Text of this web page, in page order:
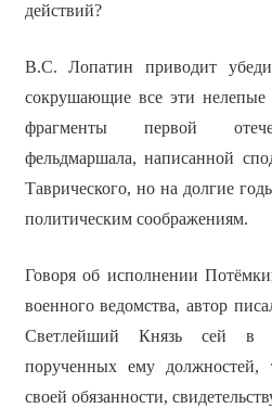
действий?
В.С. Лопатин приводит
сокрушающие все эти
фрагменты первой
фельдмаршала, написанной
Таврического, но на долгие
политическим соображениям.
Говоря об исполнении
военного ведомства, автор
Светлейший Князь сей в
порученных ему должностей,
своей обязанности,